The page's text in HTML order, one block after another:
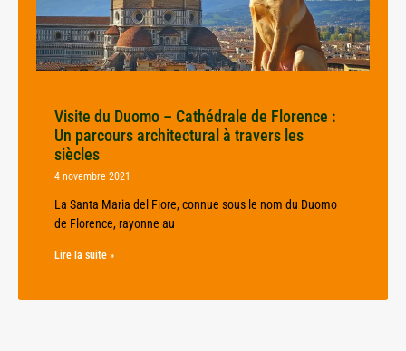
Visite du Duomo – Cathédrale de Florence :
Un parcours architectural à travers les
siècles
4 novembre 2021
La Santa Maria del Fiore, connue sous le nom du Duomo
de Florence, rayonne au
Lire la suite »